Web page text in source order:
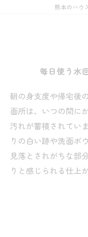
熊本のハウ
毎日使う水
朝の身支度や帰宅後
面所は、いつの間に
汚れが蓄積されてい
りの白い跡や洗面ボ
見落とされがちな部
りと感じられる仕上